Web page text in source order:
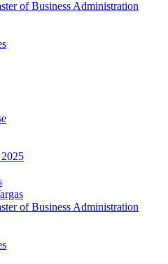
of Business Administration
of Business Administration